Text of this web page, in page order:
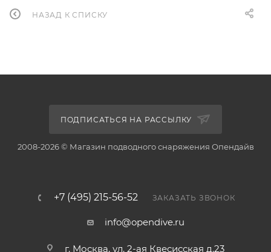
НАЗАД К СПИСКУ
ПОДПИСАТЬСЯ НА РАССЫЛКУ
2008-2026 © Магазин подводного снаряжения Опендайв
+7 (495) 215-56-52 ЗАКАЗАТЬ ЗВОНОК
info@opendive.ru
г. Москва, ул. 2-ая Квесисская д.23